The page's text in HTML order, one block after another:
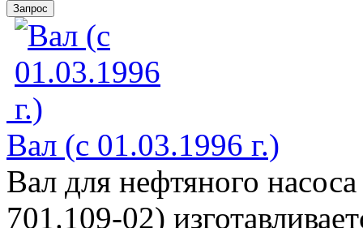
Вал (с 01.03.1996 г.)
Вал для нефтяного
701.109-02)